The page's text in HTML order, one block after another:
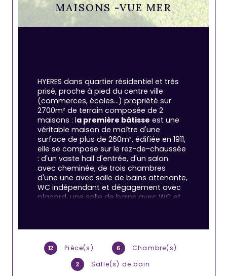
MAISONS -VUE MER
12 Pièce(s) 6 Chambre(s)
2 Salle(s) de bain
HYERES dans quartier résidentiel et très
prisé, proche à pied du centre ville
(commerces, écoles...) propriété sur
2700m² de terrain composée de 2
maisons : la première bâtisse est une
véritable maison de maître d'une
surface de plus de 260m², édifiée en 1911,
elle se compose sur le rez-de-chaussée
: d'un vaste hall d'entrée, d'un salon
avec cheminée, de trois chambres
d'une une avec salle de bains attenante,
WC indépendant et dégagement avec
placard, une salle de bains avec WC et
séjour avec accès à un balcon au sud
offrant une vue jusqu'à la mer, un salon,
une salle à manger, une cuisine ouvrant